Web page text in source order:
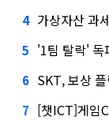
4 가상자산 과
5 '1팀 탈락' 독
6 SKT, 보상
7 [챗ICT]게임